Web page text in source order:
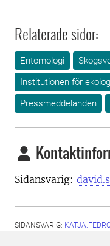
Relaterade sidor:
Entomologi
Institutionen för
Pressmeddelanden
Sidansvarig:
SIDANSVARIG: